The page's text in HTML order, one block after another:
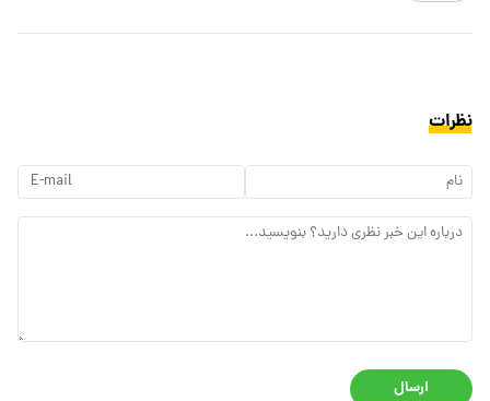
نظرات
ارسال